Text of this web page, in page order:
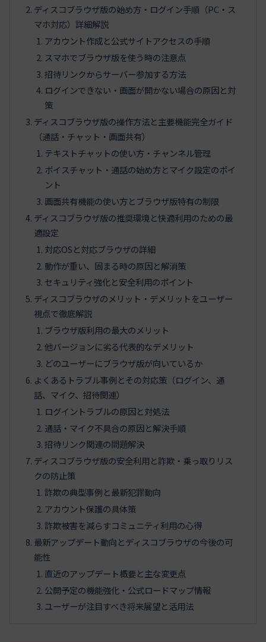
ディスコブラウザ版の始め方・ログイン手順（PC・ス
マホ対応）詳細解説
アカウント作成と公式サイトアクセスの手順
スマホでブラウザ版を使う時の注意点
招待リンクからサーバー参加する方法
ログインできない・画面が開かない場合の原因と対
策
ディスコブラウザ版の操作方法と主要機能完全ガイド
（通話・チャット・画面共有）
テキストチャットの使い方・チャンネル管理
ボイスチャット・通話の始め方とマイク設定のポイ
ント
画面共有機能の使い方とブラウザ版特有の制限
ディスコブラウザ版の推奨環境と快適利用のための最
適設定
対応OSと対応ブラウザの詳細
動作が重い、固まる時の原因と解消策
セキュリティ強化と安全利用のポイント
ディスコブラウザのメリット・デメリットをユーザー
視点で徹底解説
ブラウザ版利用の最大のメリット
他バージョンに劣る代表的なデメリット
どのユーザーにブラウザ版が向いているか
よくあるトラブル事例とその対応策（ログイン、通
話、マイク、招待関連）
ログイントラブルの原因と対処法
通話・マイク不具合の原因と解決手順
招待リンク関連の問題解決
ディスコブラウザ版の安全利用と詐欺・乗っ取りリス
クの防止策
詐欺の典型事例と最新犯罪動向
アカウント保護の具体策
詐欺被害を減らすコミュニティ利用の心得
最新アップデート動向とディスコブラウザの今後の可
能性
直近のアップデート概要と主な変更点
公開予定の機能強化・公式ロードマップ情報
ユーザーが注目すべき将来展望と活用法